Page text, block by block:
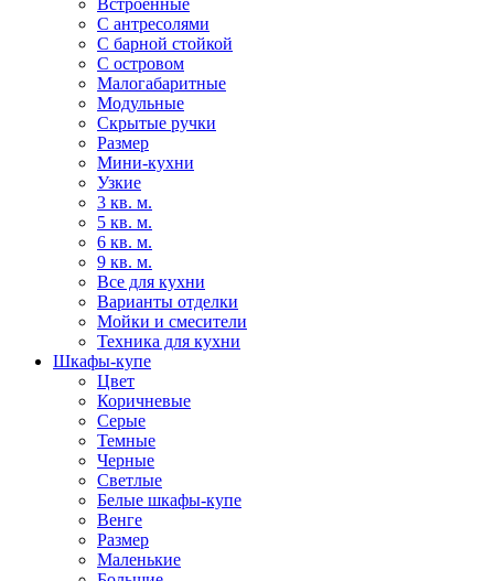
Встроенные
С антресолями
С барной стойкой
С островом
Малогабаритные
Модульные
Скрытые ручки
Размер
Мини-кухни
Узкие
3 кв. м.
5 кв. м.
6 кв. м.
9 кв. м.
Все для кухни
Варианты отделки
Мойки и смесители
Техника для кухни
Шкафы-купе
Цвет
Коричневые
Серые
Темные
Черные
Светлые
Белые шкафы-купе
Венге
Размер
Маленькие